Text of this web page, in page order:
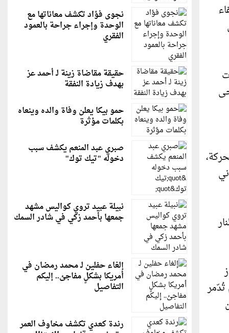
فقط من أصل 36 في غزة لم تُدّمر
نجوى فؤاد تكشف معاناتها مع
الوحدة وإجراء جراحة بالعمود
الفقري
حقيقة مقاضاة زينة لـ أحمد عز
بهدف زيادة النفقة
حمو بيكا يعلن وفاة والده وينعاه
بكلمات مؤثرة
صبري عبد المنعم يكشف سبب
دخوله "تيك توك"
نبيلة عبيد تروي كواليس مشهد
جمعها بأحمد زكي في شادر السمك
إلغاء حفلين لـ محمد رمضان في
أمريكا بشكلٍ مفاجئ.. إليكم
التفاصيل
رندة كعدي تكشف مخاوف العمر